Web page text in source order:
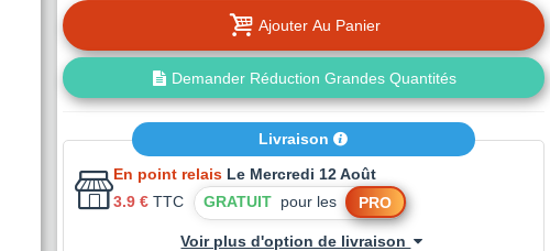
Ajouter Au Panier
Demander Réduction Grandes Quantités
Livraison
En point relais Le Mercredi 12 Août
3.9 € TTC GRATUITpour les PRO
Voir plus d'option de livraison